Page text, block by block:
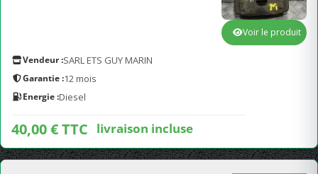
Vendeur :SARL ETS GUY MARIN
Garantie :12 mois
Energie :Diesel
40,00 € TTC livraison incluse
Voir le produit